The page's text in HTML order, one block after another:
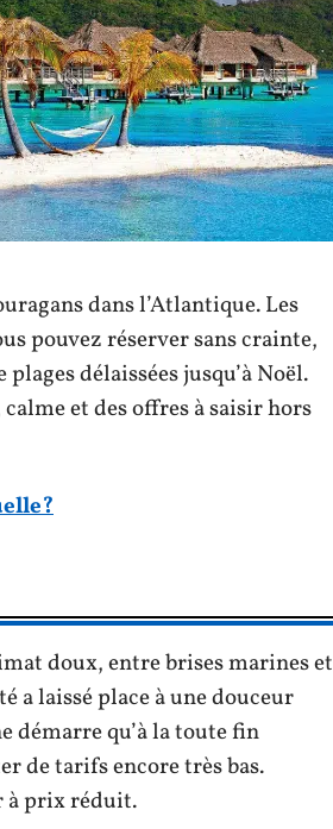
dans l’Atlantique. Les
pouvez réserver sans crainte,
délaissées jusqu’à Noël.
et des offres à saisir hors
doux, entre brises marines et
a laissé place à une douceur
démarre qu’à la toute fin
de tarifs encore très bas.
à prix réduit.